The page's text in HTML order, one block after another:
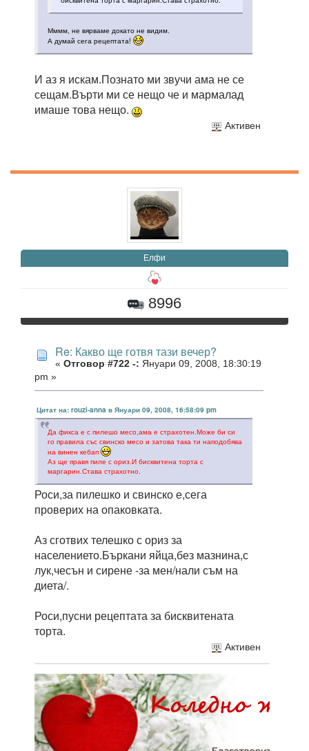
Мммм, не вярваме докато не видим.
А думай сега рецептата!
И аз я искам.Познато ми звучи ама не се
сещам.Върти ми се нещо че и мармалад
имаше това нещо.
Активен
Елфи
8996
Re: Какво ще готвя тази вечер?
« Отговор #722 -: Януари 09, 2008, 18:30:19
pm »
Цитат на: rouzi-anna в Януари 09, 2008, 16:58:09 pm
Да фикса е с пилешо месо,ама е страхотен.Може би си
го правила със свинско месо и затова така ти наподобява
на винен кебап
Аз ще правя пиле с ориз.И бисквитена торта с
маргарин.Става страхотно.
Роси,за пилешко и свинско е,сега
проверих на опаковката.
Аз сготвих телешко с ориз за
населението.Бъркани яйца,без мазнина,с
лук,чесън и сирене -за мен/нали съм на
диета/.
Роси,пусни рецептата за бисквитената
торта.
Активен